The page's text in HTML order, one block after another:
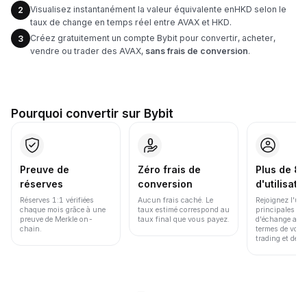
2
Visualisez instantanément la valeur équivalente enHKD selon le
taux de change en temps réel entre AVAX et HKD.
3
Créez gratuitement un compte Bybit pour convertir, acheter,
vendre ou trader des AVAX, sans frais de conversion.
Pourquoi convertir sur Bybit
Preuve de
réserves
Réserves 1:1 vérifiées
chaque mois grâce à une
preuve de Merkle on-
chain.
Zéro frais de
conversion
Aucun frais caché. Le
taux estimé correspond au
taux final que vous payez.
Plus de
Rejoignez
principales
d'échange au
termes de
trading et de